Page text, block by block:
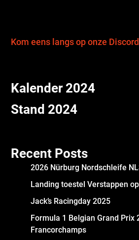
Kom eens langs op onze
Kalender 2024
Stand 2024
Recent Posts
2026 Nürburg Nordschleife
Landing toestel Verstappen
Jack’s Racingday 2025
Formula 1 Belgian Grand Prix
Francorchamps